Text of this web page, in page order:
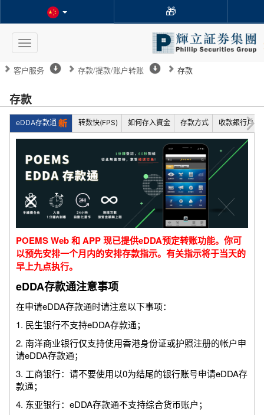
🎁
Toggle
navigation
客户服务 存款/提款/账户转账 存款
存款
eDDA存款通 转数快(FPS) 如何存入資金 存款方式 收款銀行戶口
POEMS Web 和 APP 现已提供eDDA预定转账功能。你可
以预先安排一个月内的安排存款指示。有关指示将于当天的
早上九点执行。
eDDA存款通注意事项
在申请eDDA存款通时请注意以下事项：
1. 民生银行不支持eDDA存款通；
2. 南洋商业银行仅支持使用香港身份证或护照注册的帐户申
请eDDA存款通；
3. 工商银行：请不要使用以0为结尾的银行账号申请eDDA存
款通；
4. 东亚银行：eDDA存款通不支持综合货币账户；